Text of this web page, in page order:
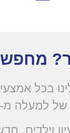
בכל
למעלה מ- 50 שנה
וילדים.